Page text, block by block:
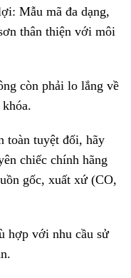
Mẫu mã đa dạng,
thân thiện với môi
còn phải lo lắng về
toàn tuyệt đối, hãy
chiếc chính hãng
gốc, xuất xứ (CO,
hợp với nhu cầu sử